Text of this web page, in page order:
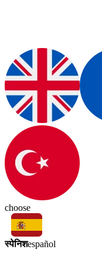
choose
स्पेनिशespañol